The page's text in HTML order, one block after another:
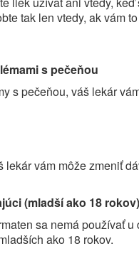
tak len vtedy, ak vám
s pečeňou
s pečeňou, váš lekár
lekár vám môže zmeniť
(mladší ako 18 rokov)
sa nemá používať u
ako 18 rokov.